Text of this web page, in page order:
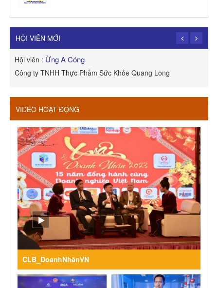
Công Ty TNHH Dịch vụ Cuộc Sống Hạnh Phúc
HỘI VIÊN MỚI
Hội viên : Ừng A Cóng
Công ty TNHH Thực Phẫm Sức Khỏe Quang Long
VIDEO HOẠT ĐỘNG
CLB_DoanhNhânVN